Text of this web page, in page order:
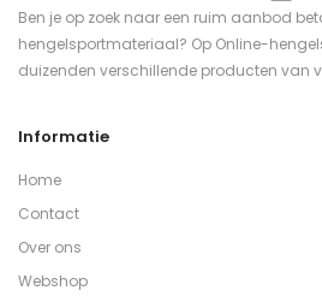
Ben je op zoek naar een ruim aanbod
hengelsportmateriaal? Op Online-
duizenden verschillende producten van
Informatie
Home
Contact
Over ons
Webshop